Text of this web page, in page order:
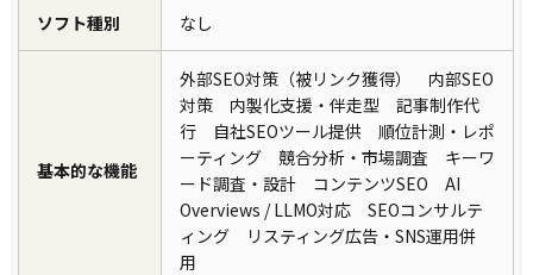
ソフト種別 なし
基本的な機能
外部SEO対策（被リンク獲得） 内部SEO
対策 内製化支援・伴走型 記事制作代
行 自社SEOツール提供 順位計測・レポ
ーティング 競合分析・市場調査 キーワ
ード調査・設計 コンテンツSEO AI
Overviews / LLMO対応 SEOコンサルテ
ィング リスティング広告・SNS運用併
用